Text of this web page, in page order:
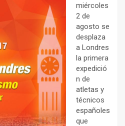
miércoles
2 de
agosto se
desplaza
a Londres
la primera
expedició
n de
atletas y
técnicos
españoles
que